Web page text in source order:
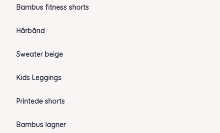
Bambus fitness shorts
Hårbånd
Sweater beige
Kids Leggings
Printede shorts
Bambus lagner